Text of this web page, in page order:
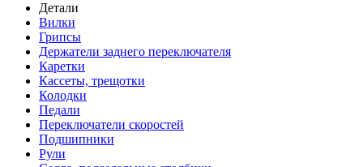
Детали
Вилки
Грипсы
Держатели заднего переключателя
Каретки
Кассеты, трещотки
Колодки
Педали
Переключатели скоростей
Подшипники
Рули